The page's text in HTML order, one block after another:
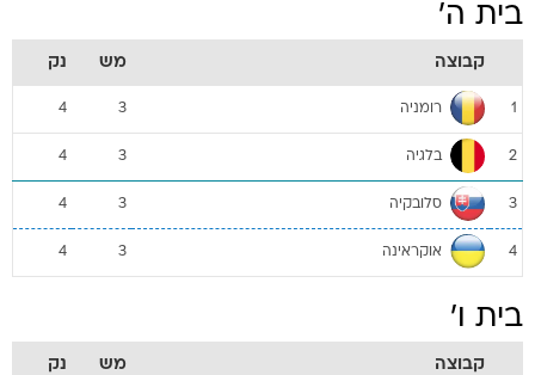
בית ה'
קבוצה מש נק
1 רומניה 3
4
2 בלגיה 3
4
3 סלובקיה 3
4
4 אוקראינה 3
4
בית ו'
קבוצה מש נק